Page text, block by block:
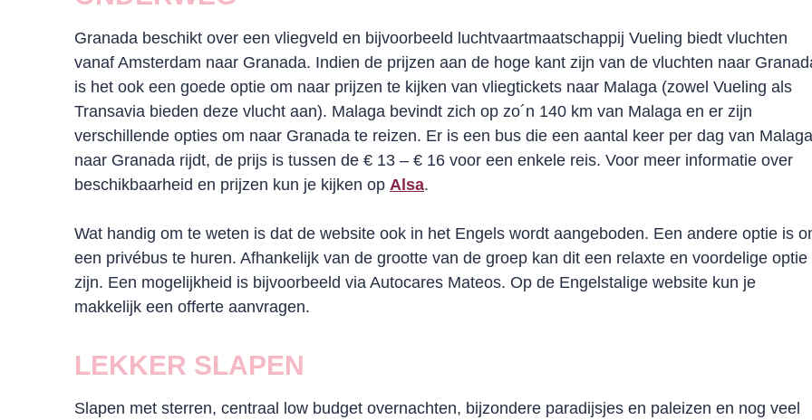
Granada beschikt over een vliegveld en bijvoorbeeld luchtvaartmaatschappij Vueling biedt vluchten
vanaf Amsterdam naar Granada. Indien de prijzen aan de hoge kant zijn van de vluchten naar
is het ook een goede optie om naar prijzen te kijken van vliegtickets naar Malaga (zowel Vueling als
Transavia bieden deze vlucht aan). Malaga bevindt zich op zo´n 140 km van Malaga en er zijn
verschillende opties om naar Granada te reizen. Er is een bus die een aantal keer per dag van Malaga
naar Granada rijdt, de prijs is tussen de € 13 – € 16 voor een enkele reis. Voor meer informatie over
beschikbaarheid en prijzen kun je kijken op Alsa.
Wat handig om te weten is dat de website ook in het Engels wordt aangeboden. Een andere optie is
een privébus te huren. Afhankelijk van de grootte van de groep kan dit een relaxte en voordelige optie
zijn. Een mogelijkheid is bijvoorbeeld via Autocares Mateos. Op de Engelstalige website kun je
makkelijk een offerte aanvragen.
LEKKER SLAPEN
Slapen met sterren, centraal low budget overnachten, bijzondere paradijsjes en paleizen en nog veel